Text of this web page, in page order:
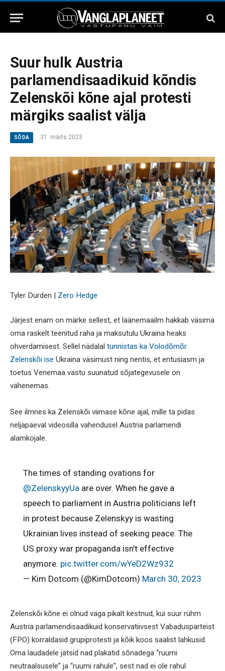
Suur hulk Austria
parlamendisaadikuid kõndis
Zelenskõi kõne ajal protesti
märgiks saalist välja
SÕDA 31. märts 2023
Tyler Durden | Zero Hedge
Järjest enam on märke sellest, et läänemaailm hakkab väsima
oma raskelt teenitud raha ja maksutulu Ukraina heaks
ohverdamisest. Sellel nädalal tunnistas ka Volodõmõr
Zelenskõi ise Ukraina väsimust ning nentis, et entusiasm ja
toetus Venemaa vastu suunatud sõjategevusele on
vähenemas.
See ilmnes ka Zelenskõi viimase kõne ajal, mille ta pidas
neljapäeval videosilla vahendusel Austria parlamendi
alamkojale.
The times of standing ovations for
@ZelenskyyUa are over. When he gave a
speech to parliament in Austria politicians left
in protest because Zelenskyy is wasting
Ukrainian lives instead of seeking peace. The
US proxy war propaganda isn’t effective
anymore. pic.twitter.com/wYeD2Wz932
— Kim Dotcom (@KimDotcom) March 30, 2023
Zelenskõi kõne ei olnud väga pikalt kestnud, kui suur rühm
Austria parlamendisaadikuid konservatiivsest Vabadusparteist
(FPO) korraldasid grupiprotesti ja kõik koos saalist lahkusid.
Oma laudadele jätsid nad plakatid sõnadega “ruumi
neutraalsusele” ja “ruumi rahule”, sest nad ei ole rahul